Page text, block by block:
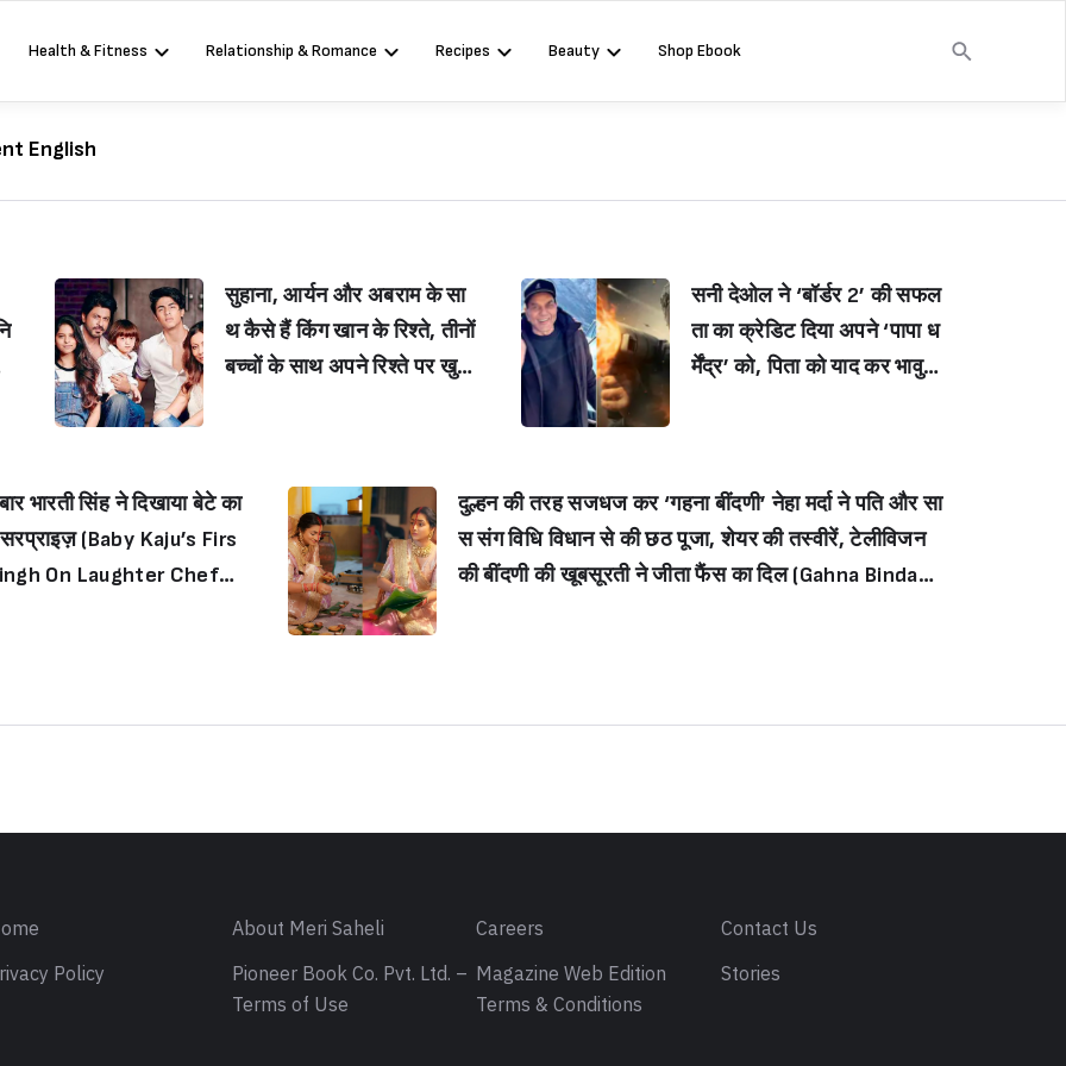
Sign in
Health & Fitness Relationship & Romance Recipes Beauty Shop Ebook
English
सुहाना, आर्यन और अबराम के सा
थ कैसे हैं किंग खान के रिश्ते, तीनों
बच्चों के साथ अपने रिश्ते पर खुल
his relationship with Suha
na, Aryan, AbRam, calls th
em his ‘best critics’)
सनी देओल ने ‘बॉर्डर 2’ की सफल
ता का क्रेडिट दिया अपने ‘पापा ध
र्मेंद्र’ को, पिता को याद कर भावुक
Border 2 success, says “Y
eh sab mere papa ki bless
ings…”)
भारती सिंह ने दिखाया बेटे का
सरप्राइज़ (Baby Kaju’s Firs
On Laughter Chefs
दुल्हन की तरह सजधज कर ‘गहना बींदणी’ नेहा मर्दा ने पति और सा
स संग विधि विधान से की छठ पूजा, शेयर की तस्वीरें, टेलीविजन
की बींदणी की खूबसूरती ने जीता फैंस का दिल (Gahna Bindani
About Meri Saheli Careers
Contact Us
Policy
Pioneer Book Co. Pvt. Ltd. –
Terms of Use
Magazine Web Edition
Terms & Conditions
Stories